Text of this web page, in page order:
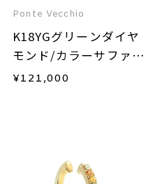
Ponte Vecchio
K18YGグリーンダイヤ
モンド/カラーサファイ
ア/ダイヤモンドイヤー
¥121,000